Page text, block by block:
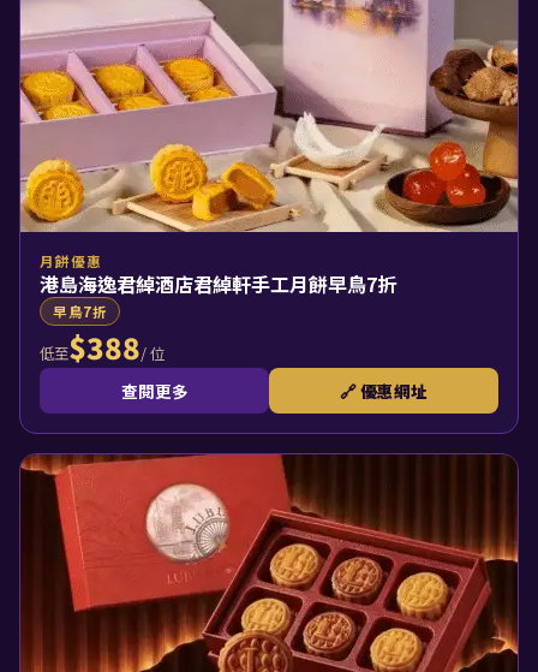
月餅優惠
港島海逸君綽酒店君綽軒手工月餅早鳥7折
早鳥7折
低至$388/ 位
查閱更多 🔗 優惠網址